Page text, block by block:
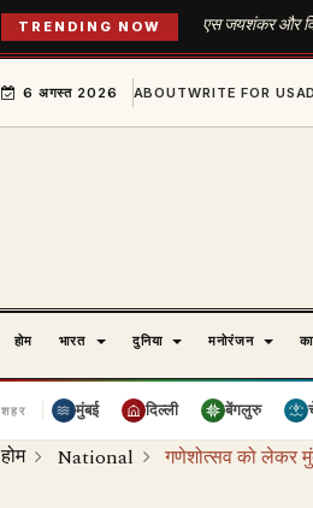
TRENDING NOW एस जयशंकर और
6 अगस्त 2026 ABOUTWRITE FOR US
होम भारत दुनिया मनोरंजन
शहर मुंबई दिल्ली बेंगलुरु
होम National गणेशोत्सव को लेकर